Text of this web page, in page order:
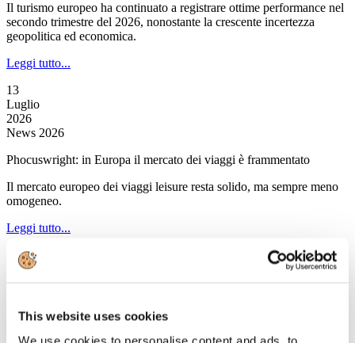
This website uses cookies
Il turismo europeo ha continuato a registrare ottime performance nel
secondo trimestre del 2026, nonostante la crescente incertezza
geopolitica ed economica.
Leggi tutto...
13
Luglio
2026
News 2026
Phocuswright: in Europa il mercato dei viaggi è frammentato
Il mercato europeo dei viaggi leisure resta solido, ma sempre meno
omogeneo.
Leggi tutto...
13
Luglio
Skyscanner: gli italiani prediligono luoghi lontani dalla folla